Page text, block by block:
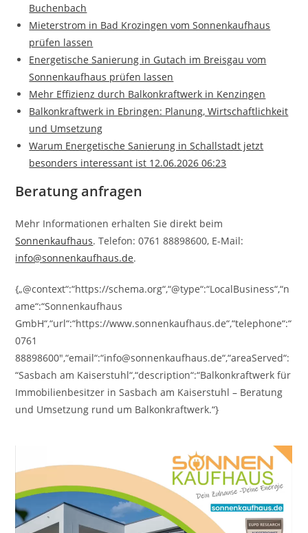
Buchenbach
Mieterstrom in Bad Krozingen vom Sonnenkaufhaus
prüfen lassen
Energetische Sanierung in Gutach im Breisgau vom
Sonnenkaufhaus prüfen lassen
Mehr Effizienz durch Balkonkraftwerk in Kenzingen
Balkonkraftwerk in Ebringen: Planung, Wirtschaftlichkeit
und Umsetzung
Warum Energetische Sanierung in Schallstadt jetzt
besonders interessant ist 12.06.2026 06:23
Beratung anfragen
Mehr Informationen erhalten Sie direkt beim
Sonnenkaufhaus. Telefon: 0761 88898600, E-Mail:
info@sonnenkaufhaus.de.
{„@context“:“https://schema.org“,“@type“:“LocalBusiness“,“n
ame“:“Sonnenkaufhaus
GmbH“,“url“:“https://www.sonnenkaufhaus.de“,“telephone“:“
0761
88898600″,“email“:“info@sonnenkaufhaus.de“,“areaServed“:
“Sasbach am Kaiserstuhl“,“description“:“Balkonkraftwerk für
Immobilienbesitzer in Sasbach am Kaiserstuhl – Beratung
und Umsetzung rund um Balkonkraftwerk.“}